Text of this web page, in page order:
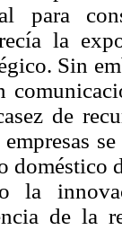
para
la
Sin
de
doméstico
la
de la